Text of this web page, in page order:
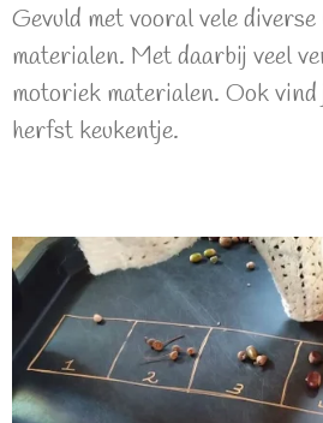
Gevuld met vooral vele
materialen. Met daarbij veel
motoriek materialen. Ook
herfst keukentje.